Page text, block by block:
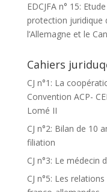
EDCJFA n° 15:
protection juridique
l’Allemagne et le
Cahiers
CJ n°1: La
Convention ACP-
Lomé II
CJ n°2: Bilan de 10
filiation
CJ n°3: Le médecin
CJ n°5: Les